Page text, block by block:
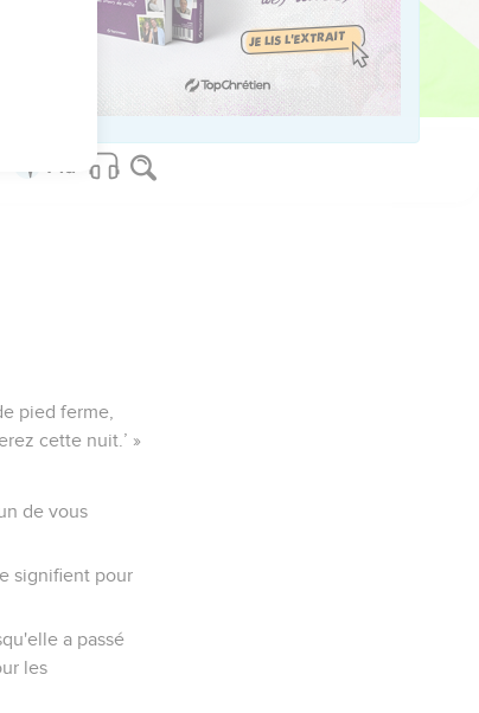
au milieu du
le Jourdain.
pied ferme,
cette nuit.’ »
de vous
signifient pour
a passé
les